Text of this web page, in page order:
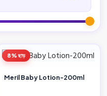
8% ছাড়
Meril Baby Lotion-200ml